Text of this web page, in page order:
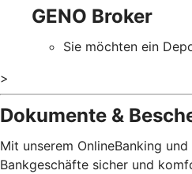
GENO Broker
Sie möchten ein
>
Dokumente &
Mit unserem OnlineBanking
Bankgeschäfte sicher und